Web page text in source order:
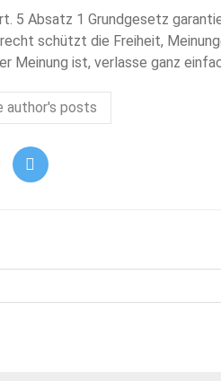
5 Absatz 1 Grundgesetz
schützt die Freiheit,
Meinung ist, verlasse ganz
author's posts